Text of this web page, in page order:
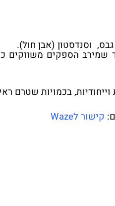
וסנדסטון (אבן חול).
שמירב הספקים משווקים
בכמויות שטרם
קישור לWaze